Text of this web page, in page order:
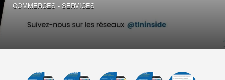
COMMERCES - SERVICES